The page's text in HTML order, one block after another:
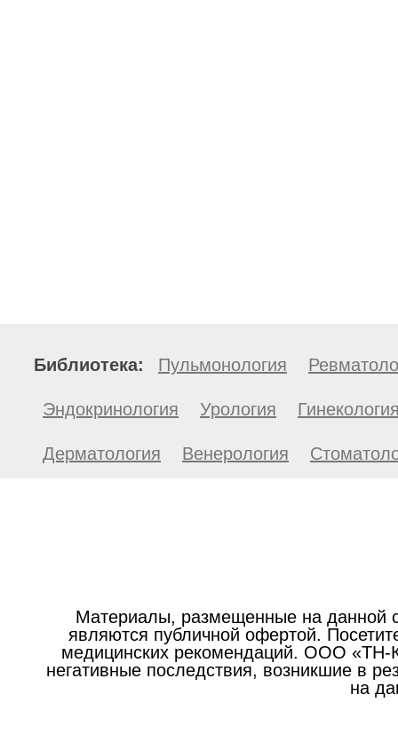
Библиотека: Пульмонология
Эндокринология Урология
Дерматология Венерология
Материалы, размещенные на данной
являются публичной офертой.
медицинских рекомендаций. ООО «ТН-
негативные последствия, возникшие в
на